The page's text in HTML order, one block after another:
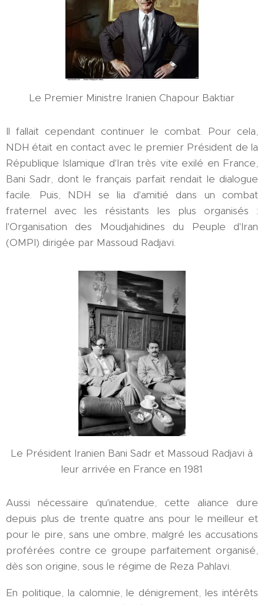
Le Premier Ministre Iranien Chapour Baktiar
Il fallait cependant continuer le combat. Pour cela,
NDH était en contact avec le premier Président de la
République Islamique d'Iran très vite exilé en France,
Bani Sadr, dont le français parfait rendait le dialogue
facile. Puis, NDH se lia d'amitié dans un combat
fraternel avec les résistants les plus organisés :
l'Organisation des Moudjahidines du Peuple d'Iran
(OMPI) dirigée par Massoud Radjavi.
Le Président Iranien Bani Sadr et Massoud Radjavi à
leur arrivée en France en 1981
Aussi nécessaire qu'inatendue, cette aliance dure
depuis plus de trente quatre ans pour le meilleur et
pour le pire, sans une ombre, malgré les accusations
proférées contre ce groupe parfaitement organisé,
dès son origine, sous le régime de Reza Pahlavi.
En politique, la calomnie, le dénigrement, les intérêts